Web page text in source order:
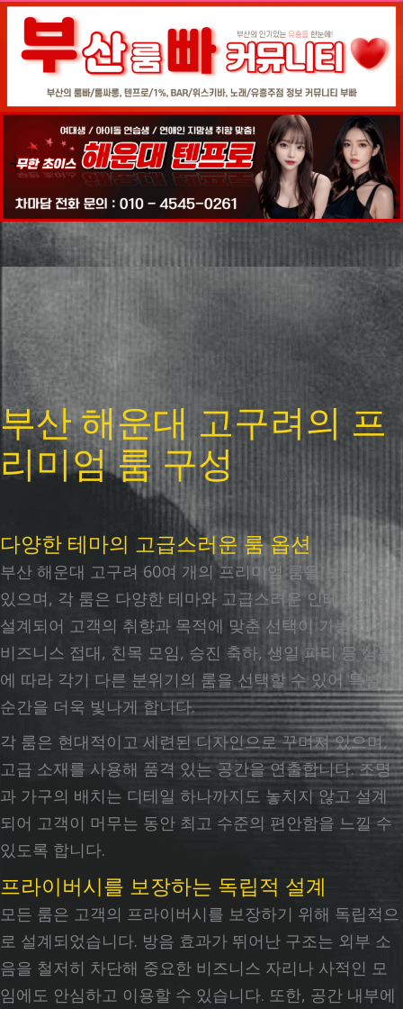
부산 해운대 고구려의 프
리미엄 룸 구성
다양한 테마의 고급스러운 룸 옵션
부산 해운대 고구려 60여 개의 프리미엄 룸을 보유하고
있으며, 각 룸은 다양한 테마와 고급스러운 인테리어로
설계되어 고객의 취향과 목적에 맞춘 선택이 가능합니다.
비즈니스 접대, 친목 모임, 승진 축하, 생일 파티 등 상황
에 따라 각기 다른 분위기의 룸을 선택할 수 있어 특별한
순간을 더욱 빛나게 합니다.
각 룸은 현대적이고 세련된 디자인으로 꾸며져 있으며,
고급 소재를 사용해 품격 있는 공간을 연출합니다. 조명
과 가구의 배치는 디테일 하나까지도 놓치지 않고 설계
되어 고객이 머무는 동안 최고 수준의 편안함을 느낄 수
있도록 합니다.
프라이버시를 보장하는 독립적 설계
모든 룸은 고객의 프라이버시를 보장하기 위해 독립적으
로 설계되었습니다. 방음 효과가 뛰어난 구조는 외부 소
음을 철저히 차단해 중요한 비즈니스 자리나 사적인 모
임에도 안심하고 이용할 수 있습니다. 또한, 공간 내부에